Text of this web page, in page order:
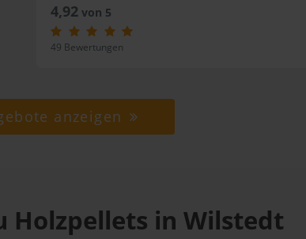
4,92von 5
49 Bewertungen
anzeigen
Holzpellets in Wilstedt